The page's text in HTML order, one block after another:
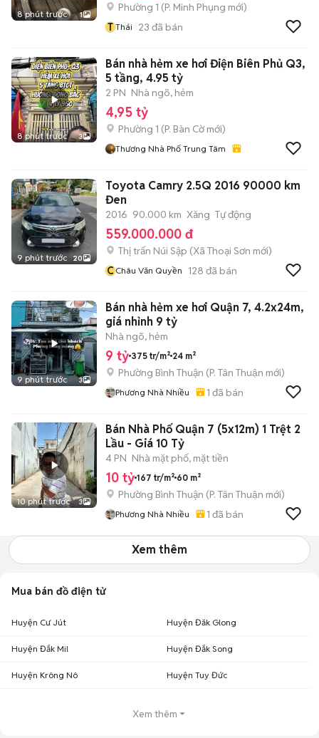
8 phút trước 1
Phường 1 (P. Minh Phụng mới)
T Thái 23 đã bán
8 phút trước 3
Bán nhà hẻm xe hơi Điện Biên Phủ Q3,
5 tầng, 4.95 tỷ
2 PN Nhà ngõ, hẻm
4,95 tỷ
Phường 1 (P. Bàn Cờmới)
Thương Nhà Phố Trung Tâm
9 phút trước 20
Toyota Camry 2.5Q 2016 90000 km
Đen
2016 90.000 km Xăng Tự động
559.000.000 đ
Thị trấn Núi Sập (Xã Thoại Sơn mới)
CChâu Văn Quyền 128 đã bán
9 phút trước 3
Bán nhà hẻm xe hơi Quận 7, 4.2x24m,
giá nhỉnh 9 tỷ
Nhà ngõ, hẻm
9 tỷ 375 tr/m² 24 m²
Phường Bình Thuận (P. Tân Thuận mới)
Phương Nhà Nhiều 1 đã bán
10 phút trước 3
Bán Nhà Phố Quận 7 (5x12m) 1 Trệt 2
Lầu - Giá 10 Tỷ
4 PN Nhà mặt phố, mặt tiền
10 tỷ 167 tr/m² 60 m²
Phường Bình Thuận (P. Tân Thuận mới)
Phương Nhà Nhiều 1 đã bán
Xem thêm
Mua bán đồ điện tử
Huyện Cư Jút Huyện Đăk Glong
Huyện Đắk Mil Huyện Đắk Song
Huyện Krông Nô Huyện Tuy Đức
Xem thêm